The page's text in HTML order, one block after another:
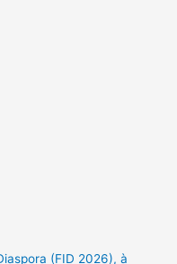
(FID 2026), à